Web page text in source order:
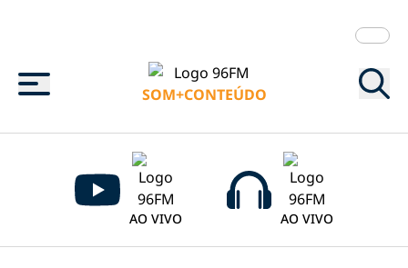
Menu
SOM+CONTEÚDO
AO VIVO AO VIVO